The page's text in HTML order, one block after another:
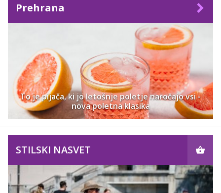
Prehrana
To je pijača, ki jo letošnje poletje naročajo vsi -
nova poletna klasika
STILSKI NASVET